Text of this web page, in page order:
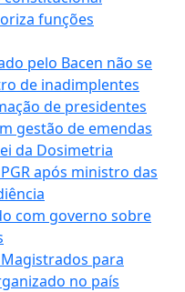
funções
pelo Bacen não se
de inadimplentes
de presidentes
gestão de emendas
da Dosimetria
após ministro das
com governo sobre
para
no país